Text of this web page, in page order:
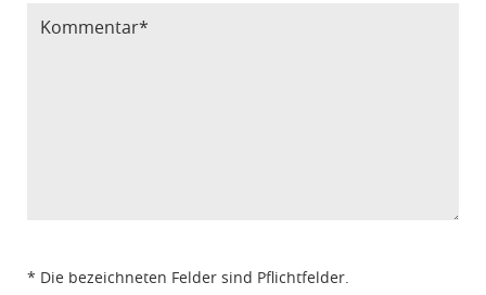
* Die bezeichneten Felder sind Pflichtfelder.